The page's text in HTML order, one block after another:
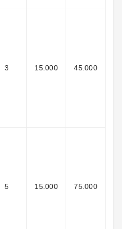
3 15.000 45.000
5 15.000 75.000